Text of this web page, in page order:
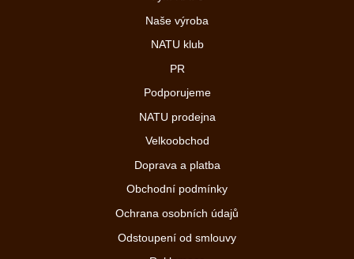
Naše výroba
NATU klub
PR
Podporujeme
NATU prodejna
Velkoobchod
Doprava a platba
Obchodní podmínky
Ochrana osobních údajů
Odstoupení od smlouvy